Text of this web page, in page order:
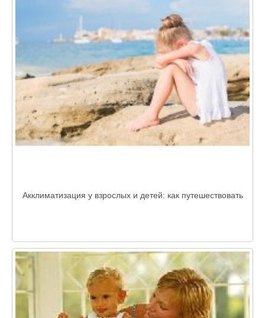
Акклиматизация у взрослых и детей: как путешествовать